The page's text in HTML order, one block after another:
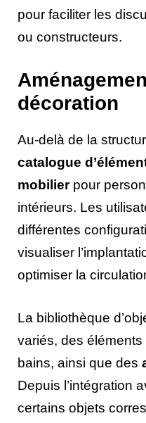
pour faciliter les
ou constructeurs.
décoration
Au-delà de la
catalogue
mobilierpour
intérieurs. Les
différentes
visualiser
optimiser la
La bibliothèque
variés, des
bains, ainsi que des
Depuis l’intégration
certains objets